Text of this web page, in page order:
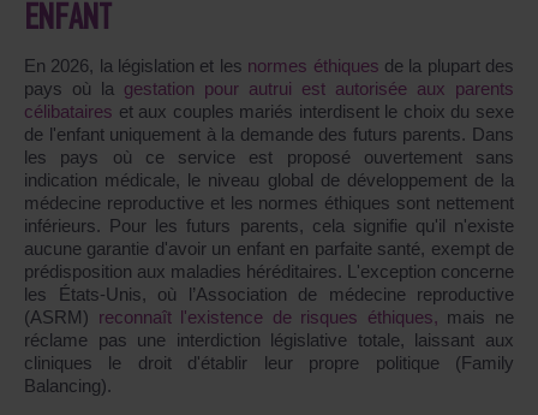
ENFANT
En 2026, la législation et les normes éthiques de la plupart des
pays où la gestation pour autrui est autorisée aux parents
célibataires et aux couples mariés interdisent le choix du sexe
de l'enfant uniquement à la demande des futurs parents. Dans
les pays où ce service est proposé ouvertement sans
indication médicale, le niveau global de développement de la
médecine reproductive et les normes éthiques sont nettement
inférieurs. Pour les futurs parents, cela signifie qu'il n'existe
aucune garantie d'avoir un enfant en parfaite santé, exempt de
prédisposition aux maladies héréditaires. L'exception concerne
les États-Unis, où l’Association de médecine reproductive
(ASRM) reconnaît l'existence de risques éthiques, mais ne
réclame pas une interdiction législative totale, laissant aux
cliniques le droit d'établir leur propre politique (Family
Balancing).